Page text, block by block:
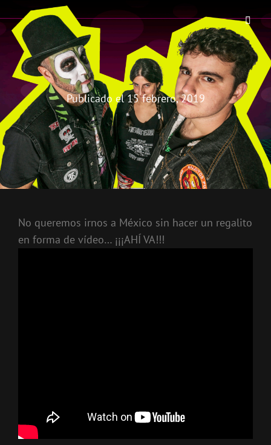
THE BIRRA'S TERROR
Aterrorizando Birras Desde 2010
Publicado el15 febrero, 2019
No queremos irnos a México sin hacer un regalito
en forma de vídeo… ¡¡¡AHÍ VA!!!